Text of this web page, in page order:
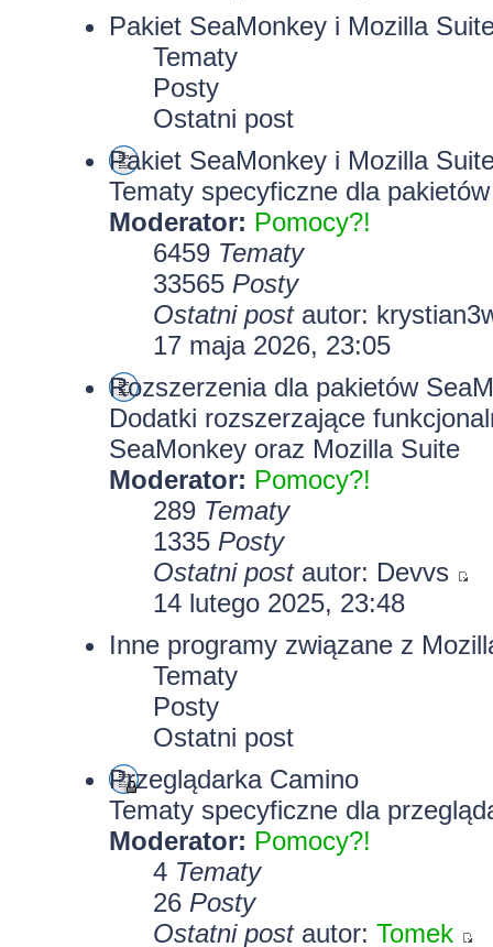
Pakiet SeaMonkey i Mozilla
Tematy
Posty
Ostatni post
Pakiet SeaMonkey i Mozilla
Tematy specyficzne dla
Moderator: Pomocy?!
6459 Tematy
33565 Posty
Ostatni postautor:
17 maja 2026, 23:05
Rozszerzenia dla pakietów
Dodatki rozszerzające
SeaMonkey oraz Mozilla Suite
Moderator: Pomocy?!
289 Tematy
1335 Posty
Ostatni postautor: Devvs
14 lutego 2025, 23:48
Inne programy związane z
Tematy
Posty
Ostatni post
Przeglądarka Camino
Tematy specyficzne dla
Moderator: Pomocy?!
4 Tematy
26 Posty
Ostatni postautor: Tomek